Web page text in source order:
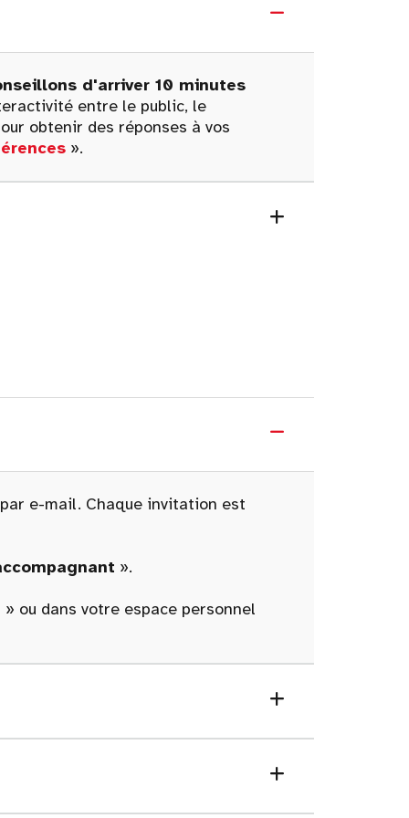
d'arriver 10 minutes
entre le public, le
obtenir des réponses à vos
».
e-mail. Chaque invitation est
».
» ou dans votre espace personnel